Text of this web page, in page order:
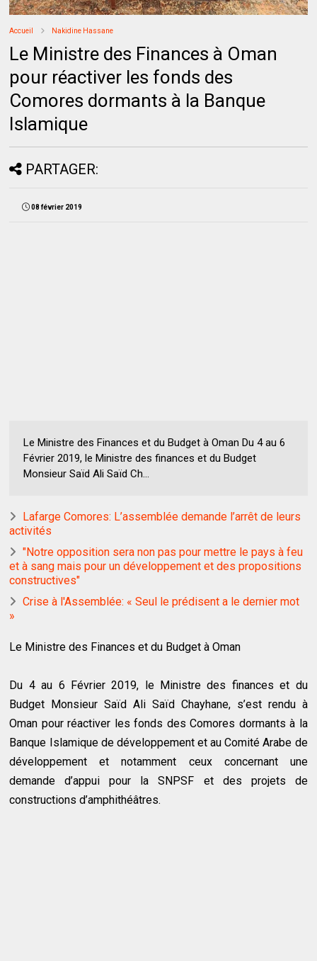
Accueil Nakidine Hassane
Le Ministre des Finances à Oman
pour réactiver les fonds des
Comores dormants à la Banque
Islamique
PARTAGER:
08 février 2019
Le Ministre des Finances et du Budget à Oman Du 4 au 6
Février 2019, le Ministre des finances et du Budget
Monsieur Saïd Ali Saïd Ch...
Lafarge Comores: L’assemblée demande l’arrêt de leurs
activités
"Notre opposition sera non pas pour mettre le pays à feu
et à sang mais pour un développement et des propositions
constructives"
Crise à l'Assemblée: « Seul le prédisent a le dernier mot
»
Le Ministre des Finances et du Budget à Oman
Du 4 au 6 Février 2019, le Ministre des finances et du
Budget Monsieur Saïd Ali Saïd Chayhane, s’est rendu à
Oman pour réactiver les fonds des Comores dormants à la
Banque Islamique de développement et au Comité Arabe de
développement et notamment ceux concernant une
demande d’appui pour la SNPSF et des projets de
constructions d’amphithéâtres.